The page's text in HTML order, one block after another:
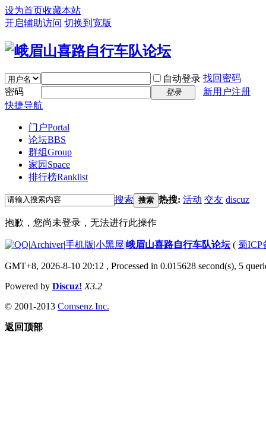
设为首页收藏本站
开启辅助访问 切换到宽版
自动登录 找回密码
密码
登录
新用户注册
快捷导航
门户Portal
论坛BBS
群组Group
家园 Space
排行榜Ranklist
搜索 搜索 热搜: 活动 交友 discuz
抱歉，您尚未登录，无法进行此操作
|Archiver|手机版|小黑屋|峨眉山喜路自行车队论坛( 蜀ICP
GMT+8, 2026-8-10 20:12 , Processed in 0.015628 second(s), 5
Powered by Discuz! X3.2
© 2001-2013 Comsenz Inc.
返回顶部